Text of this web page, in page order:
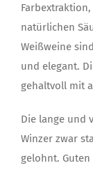
natürlichen
Weißweine
und elegant.
gehaltvoll mit
Die lange und
Winzer zwar
gelohnt.